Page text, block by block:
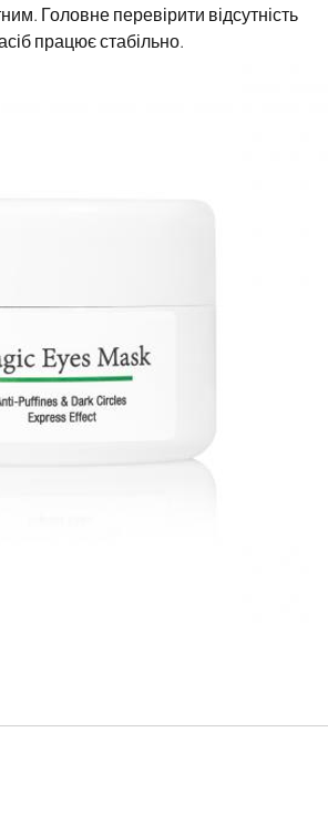
Головне перевірити відсутність
працює стабільно.